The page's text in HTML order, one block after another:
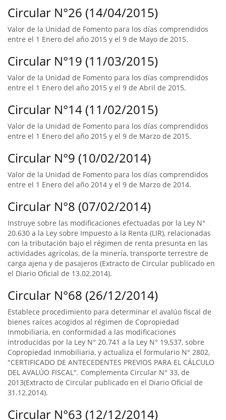
Circular N°26 (14/04/2015)
Valor de la Unidad de Fomento para los días comprendidos
entre el 1 Enero del año 2015 y el 9 de Mayo de 2015.
Circular N°19 (11/03/2015)
Valor de la Unidad de Fomento para los días comprendidos
entre el 1 Enero del año 2015 y el 9 de Abril de 2015.
Circular N°14 (11/02/2015)
Valor de la Unidad de Fomento para los días comprendidos
entre el 1 Enero del año 2015 y el 9 de Marzo de 2015.
Circular N°9 (10/02/2014)
Valor de la Unidad de Fomento para los días comprendidos
entre el 1 Enero del año 2014 y el 9 de Marzo de 2014.
Circular N°8 (07/02/2014)
Instruye sobre las modificaciones efectuadas por la Ley N°
20.630 a la Ley sobre Impuesto a la Renta (LIR), relacionadas
con la tributación bajo el régimen de renta presunta en las
actividades agrícolas, de la minería, transporte terrestre de
carga ajena y de pasajeros (Extracto de Circular publicado en
el Diario Oficial de 13.02.2014).
Circular N°68 (26/12/2014)
Establece procedimiento para determinar el avalúo fiscal de
bienes raíces acogidos al régimen de Copropiedad
Inmobiliaria, en conformidad a las modificaciones
introducidas por la Ley N° 20.741 a la Ley N° 19,537, sobre
Copropiedad Inmobiliaria, y actualiza el formulario N° 2802,
"CERTIFICADO DE ANTECEDENTES PREVIOS PARA EL CÁLCULO
DEL AVALÚO FISCAL". Complementa Circular N° 33, de
2013(Extracto de Circular publicado en el Diario Oficial de
31.12.2014).
Circular N°63 (12/12/2014)